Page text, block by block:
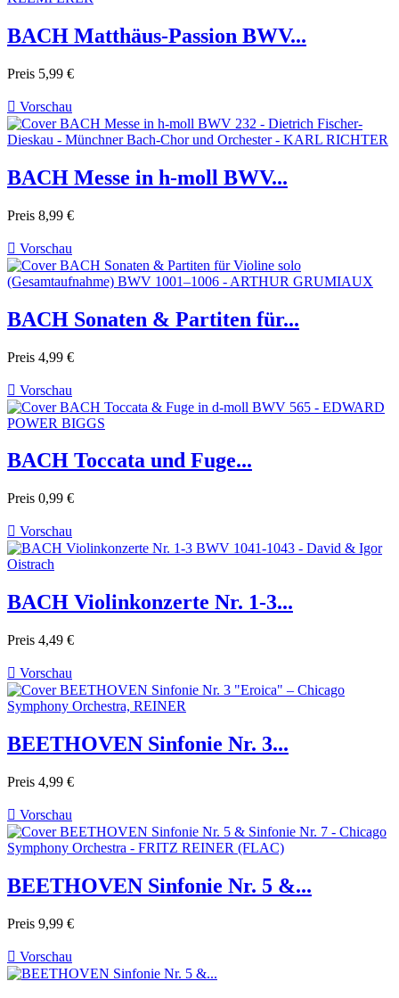
BACH Matthäus-Passion BWV...
Preis 5,99 €
 Vorschau
BACH Messe in h-moll BWV...
Preis 8,99 €
 Vorschau
BACH Sonaten & Partiten für...
Preis 4,99 €
 Vorschau
BACH Toccata und Fuge...
Preis 0,99 €
 Vorschau
BACH Violinkonzerte Nr. 1-3...
Preis 4,49 €
 Vorschau
BEETHOVEN Sinfonie Nr. 3...
Preis 4,99 €
 Vorschau
BEETHOVEN Sinfonie Nr. 5 &...
Preis 9,99 €
 Vorschau